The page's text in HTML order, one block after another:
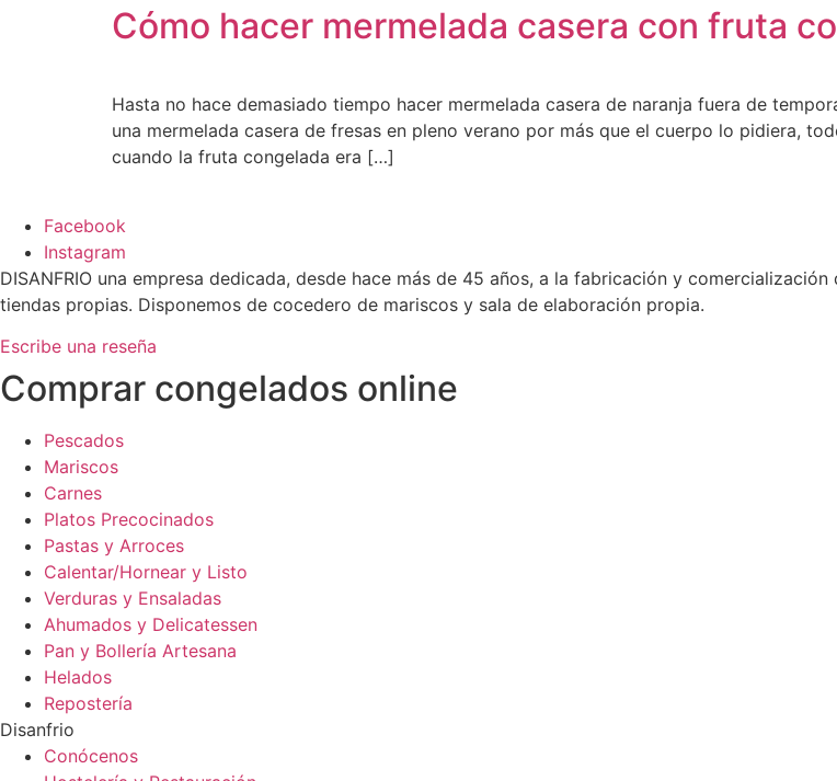
Cómo hacer mermelada casera con fruta
Hasta no hace demasiado tiempo hacer mermelada casera de naranja fuera de
una mermelada casera de fresas en pleno verano por más que el cuerpo lo pidiera,
cuando la fruta congelada era […]
Facebook
Instagram
DISANFRIO una empresa dedicada, desde hace más de 45 años, a la fabricación y
tiendas propias. Disponemos de cocedero de mariscos y sala de elaboración propia.
Escribe una reseña
Comprar congelados online
Pescados
Mariscos
Carnes
Platos Precocinados
Pastas y Arroces
Calentar/Hornear y Listo
Verduras y Ensaladas
Ahumados y Delicatessen
Pan y Bollería Artesana
Helados
Repostería
Disanfrio
Conócenos